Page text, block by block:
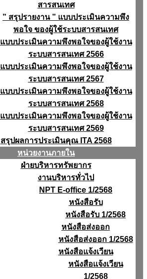
สารสนเทศ
” สรุปรายงาน ” แบบประเมินความพึง
พอใจ ของผู้ใช้ระบบสารสนเทศ
แบบประเมินความพึงพอใจของผู้ใช้งาน
ระบบสารสนเทศ 2566
แบบประเมินความพึงพอใจของผู้ใช้งาน
ระบบสารสนเทศ 2567
แบบประเมินความพึงพอใจของผู้ใช้งาน
ระบบสารสนเทศ 2568
แบบประเมินความพึงพอใจของผู้ใช้งาน
ระบบสารสนเทศ 2569
สรุปผลการประเมินคุณ ITA 2568
หน่วยงานภายใน
ฝ่ายบริหารทรัพยากร
งานบริหารทั่วไป
NPT E-office 1/2568
หนังสือรับ
หนังสือรับ 1/2568
หนังสือส่งออก
หนังสือส่งออก 1/2568
หนังสือแจ้งเวียน
หนังสือเเจ้งเวียน
1/2568